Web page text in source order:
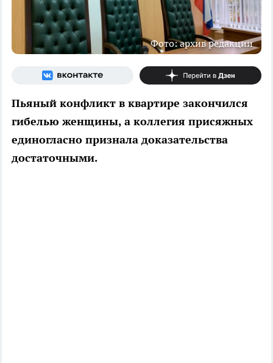
Фото: архив редакции
Пьяный конфликт в квартире закончился
гибелью женщины, а коллегия присяжных
единогласно признала доказательства
достаточными.